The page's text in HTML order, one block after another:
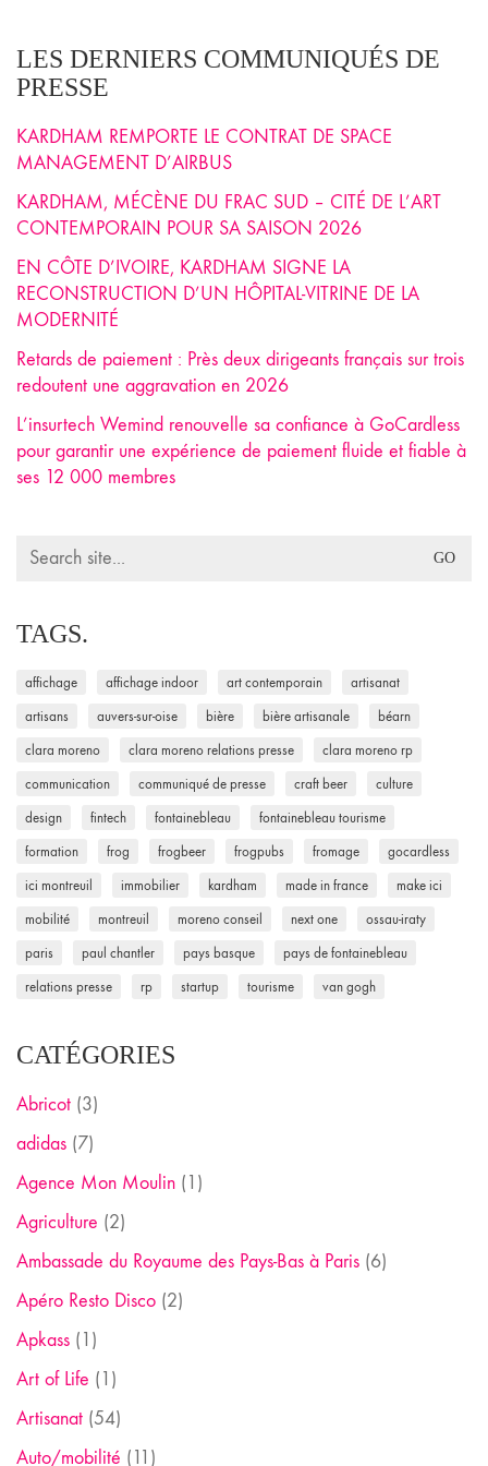
LES DERNIERS COMMUNIQUÉS DE
PRESSE
KARDHAM REMPORTE LE CONTRAT DE SPACE
MANAGEMENT D’AIRBUS
KARDHAM, MÉCÈNE DU FRAC SUD – CITÉ DE L’ART
CONTEMPORAIN POUR SA SAISON 2026
EN CÔTE D’IVOIRE, KARDHAM SIGNE LA
RECONSTRUCTION D’UN HÔPITAL-VITRINE DE LA
MODERNITÉ
Retards de paiement : Près deux dirigeants français sur trois
redoutent une aggravation en 2026
L’insurtech Wemind renouvelle sa confiance à GoCardless
pour garantir une expérience de paiement fluide et fiable à
ses 12 000 membres
Search
TAGS.
affichage affichage indoor art contemporain artisanat
artisans auvers-sur-oise bière bière artisanale béarn
clara moreno clara moreno relations presse clara moreno rp
communication communiqué de presse craft beer culture
design fintech fontainebleau fontainebleau tourisme
formation frog frogbeer frogpubs fromage gocardless
ici montreuil immobilier kardham made in france make ici
mobilité montreuil moreno conseil next one ossau-iraty
paris paul chantler pays basque pays de fontainebleau
relations presse rp startup tourisme van gogh
CATÉGORIES
Abricot (3)
adidas (7)
Agence Mon Moulin (1)
Agriculture (2)
Ambassade du Royaume des Pays-Bas à Paris (6)
Apéro Resto Disco (2)
Apkass (1)
Art of Life (1)
Artisanat (54)
Auto/mobilité (11)